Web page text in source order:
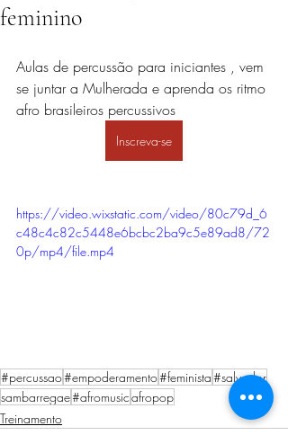
feminino
Aulas de percussão para iniciantes , vem
se juntar a Mulherada e aprenda os ritmo
afro brasileiros percussivos
Inscreva-se
https://video.wixstatic.com/video/80c79d_6
c48c4c82c5448e6bcbc2ba9c5e89ad8/72
0p/mp4/file.mp4
#percussao#empoderamento#feminista#salvador
sambarregae#afromusicafropop
Treinamento